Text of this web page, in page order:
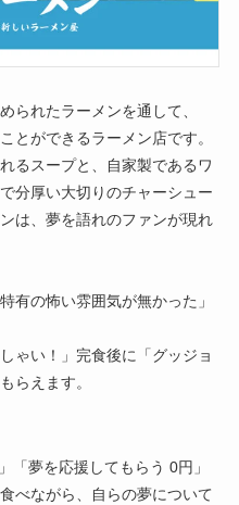
られたラーメンを通して、
とができるラーメン店です。
るスープと、自家製であるワ
分厚い大切りのチャーシュー
は、夢を語れのファンが現れ
有の怖い雰囲気が無かった」
ゃい！」完食後に「グッジョ
らえます。
「夢を応援してもらう 0円」
べながら、自らの夢について